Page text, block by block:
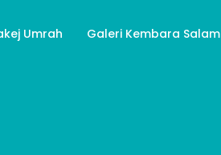
Umrah Galeri Kembara Salam